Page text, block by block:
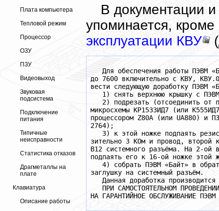
Плата компьютера
Тепловой режим
Процессор
ОЗУ
ПЗУ
Видеовыход
Звуковая
подсистема
Подключение
питания
Типичные
неисправности
Статистика отказов
Драгметаллы на
плате
Клавиатура
Описание работы
В документации
упоминается,
эксплуатации КВУ
Для обеспечения работы ПЭВМ
до 7600 включительно с КВУ,
вести следующую доработку ПЭВМ
1) снять верхнюю крышку с
2) подрезать (отсоединить от
микросхемы КР1533ИД7 (или
процессором Z80A (или UA880) и
2764);
3) к этой ножке подпаять
зительно 3 КОм и провод, второй
B12 системного разъёма. На 2-ой
подпаять его к 16-ой ножке этой
4) собрать ПЭВМ «Байт» в
заглушку на системный разъём.
Данная доработка
ПРИ САМОСТОЯТЕЛЬНОМ